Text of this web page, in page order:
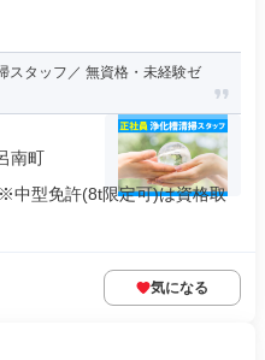
スタッフ／ 無資格・未経験ゼ
南町
中型免許(8t限定可)は資格取
気になる